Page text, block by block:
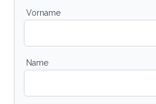
Vorname
Name